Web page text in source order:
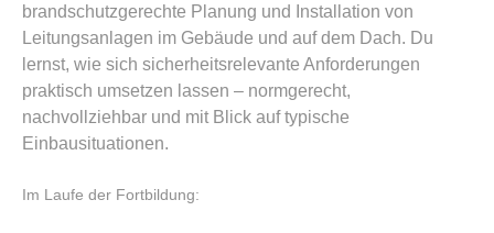
brandschutzgerechte Planung und Installation von
Leitungsanlagen im Gebäude und auf dem Dach. Du
lernst, wie sich sicherheitsrelevante Anforderungen
praktisch umsetzen lassen – normgerecht,
nachvollziehbar und mit Blick auf typische
Einbausituationen.
Im Laufe der Fortbildung: